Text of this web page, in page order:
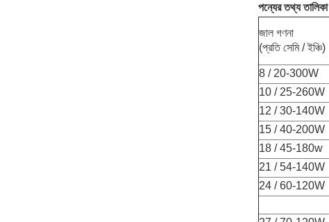
পন্যের তথ্য তালিকা
জাল গণনা
(প্রতি সেমি / ইঞ্চি)
8 / 20-300W
10 / 25-260W
12 / 30-140W
15 / 40-200W
18 / 45-180w
21 / 54-140W
24 / 60-120W